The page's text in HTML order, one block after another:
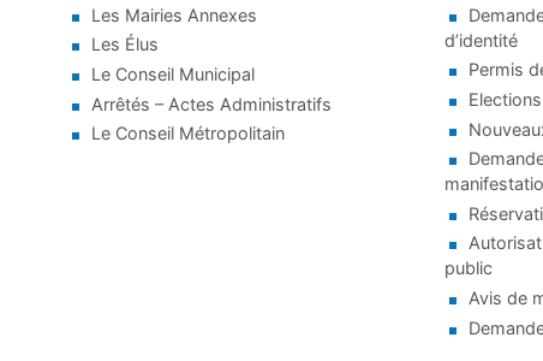
Les Mairies Annexes
Les Élus
Le Conseil Municipal
Arrêtés – Actes Administratifs
Le Conseil Métropolitain
d’identité
Permis
Elections
public
Avis de